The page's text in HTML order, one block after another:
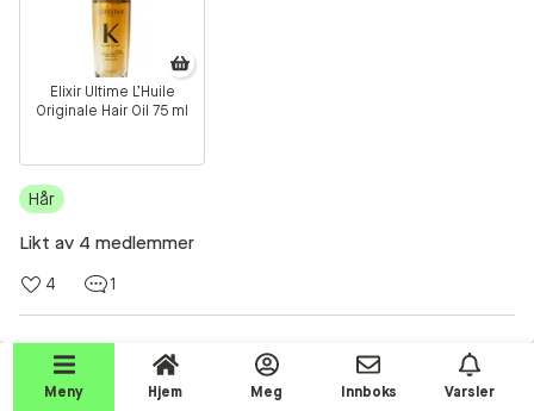
Beauty Routines
Beauty Chatroom
Help a shopper!
Aktiviteter
Beauty Tester reviews
Competition Time!
Testprodukter
Makeup
Elixir Ultime L’Huile
Originale Hair Oil 75 ml
Hår
Likt av 4 medlemmer
4 1
Beauty Pro
Meny Hjem Meg Innboks Varsler